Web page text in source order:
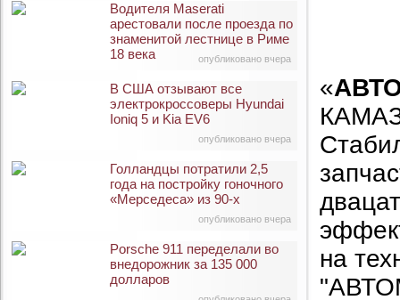
опубликовано вчера
Водителя Maserati
арестовали после проезда по
знаменитой лестнице в Риме
18 века
опубликовано вчера
В США отзывают все
электрокроссоверы Hyundai
Ioniq 5 и Kia EV6
опубликовано вчера
Голландцы потратили 2,5
года на постройку гоночного
«Мерседеса» из 90-х
Porsche 911 переделали во
внедорожник за 135 000
долларов
«
на